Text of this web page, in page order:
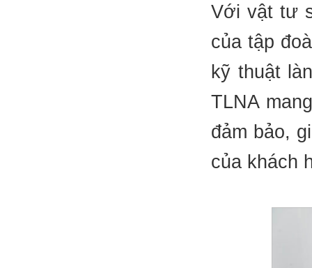
Với vật tư
của tập
kỹ thuật
TLNA
đảm bảo,
của khách